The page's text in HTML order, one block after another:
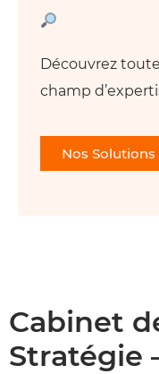
Découvrez
champ
Nos Solutions
Cabinet
Stratégie